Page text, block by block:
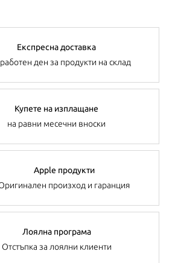
Експресна доставка
ден за продукти на склад
Купете на изплащане
на равни месечни вноски
Apple продукти
произход и гаранция
Лоялна програма
Отстъпка за лоялни клиенти